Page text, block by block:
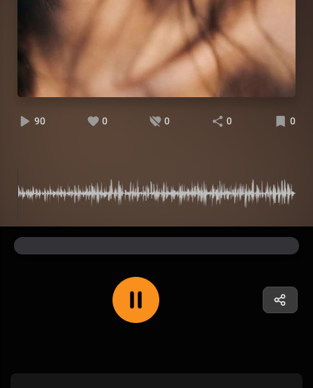
90 0 0 0 0